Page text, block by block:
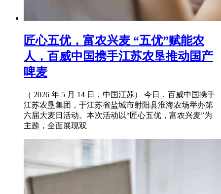
匠心五优，富农兴麦 “五优”赋能农
人，百威中国携手江苏农垦推动国产
啤麦
（ 2026 年 5 月 14 日，中国江苏） 今日，百威中国携手
江苏农垦集团，于江苏省盐城市射阳县淮海农场举办第
六届大麦日活动。本次活动以“匠心五优，富农兴麦”为
主题，全面展现双